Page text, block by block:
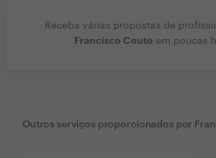
Receba várias propostas de
Francisco Couto em poucas
Outros serviços proporcionados por